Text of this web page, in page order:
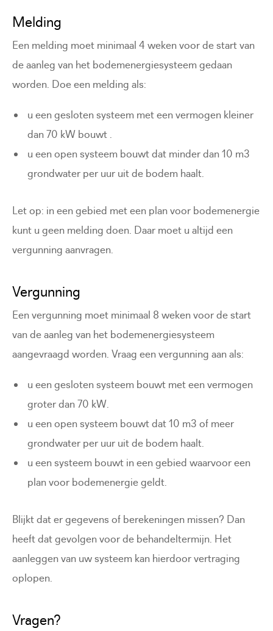
Melding
Een melding moet minimaal 4 weken voor de start van
de aanleg van het bodemenergiesysteem gedaan
worden. Doe een melding als:
u een gesloten systeem met een vermogen kleiner
dan 70 kW bouwt .
u een open systeem bouwt dat minder dan 10 m3
grondwater per uur uit de bodem haalt.
Let op: in een gebied met een plan voor bodemenergie
kunt u geen melding doen. Daar moet u altijd een
vergunning aanvragen.
Vergunning
Een vergunning moet minimaal 8 weken voor de start
van de aanleg van het bodemenergiesysteem
aangevraagd worden. Vraag een vergunning aan als:
u een gesloten systeem bouwt met een vermogen
groter dan 70 kW.
u een open systeem bouwt dat 10 m3 of meer
grondwater per uur uit de bodem haalt.
u een systeem bouwt in een gebied waarvoor een
plan voor bodemenergie geldt.
Blijkt dat er gegevens of berekeningen missen? Dan
heeft dat gevolgen voor de behandeltermijn. Het
aanleggen van uw systeem kan hierdoor vertraging
oplopen.
Vragen?